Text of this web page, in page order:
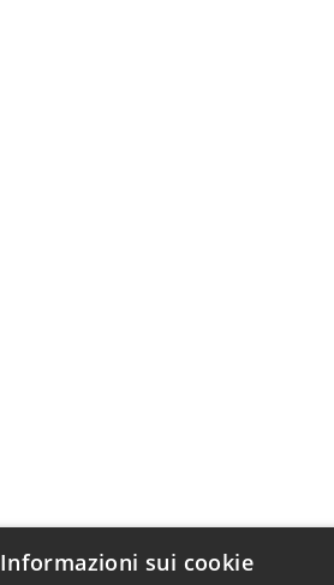
Informazioni sui cookie